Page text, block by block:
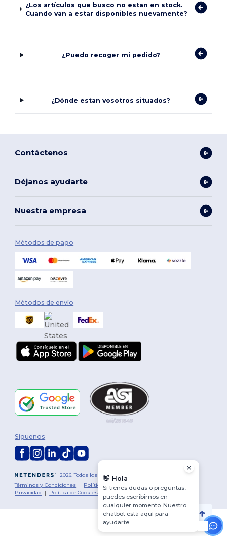
¿Los artículos que busco no estan en stock.
Cuando van a estar disponibles nuevamente?
¿Puedo recoger mi pedido?
¿Dónde estan vosotros situados?
Contáctenos
Déjanos ayudarte
Nuestra empresa
Métodos de pago
Métodos de envío
2026. Todos los derechos reservados
Términos y Condiciones | Política de personalización
Política de
Privacidad | Política de Cookies
Síguenos
👋 Hola
Si tienes dudas o preguntas,
puedes escribirnos en
cualquier momento. Nuestro
chatbot está aquí para
ayudarte.